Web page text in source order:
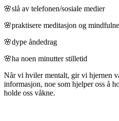
🌸slå av telefonen/sosiale medier
🌸praktisere meditasjon og
🌸dype åndedrag
🌸ha noen minutter stilletid
Når vi hviler mentalt, gir vi hjernen
informasjon, noe som hjelper oss å
holde oss våkne.